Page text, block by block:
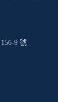
9 號